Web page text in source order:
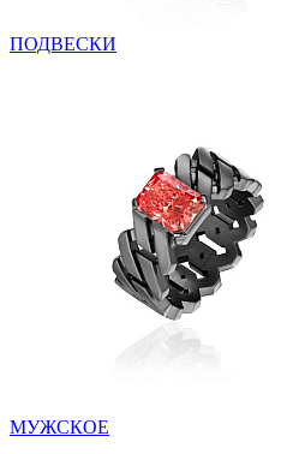
ПОДВЕСКИ
МУЖСКОЕ